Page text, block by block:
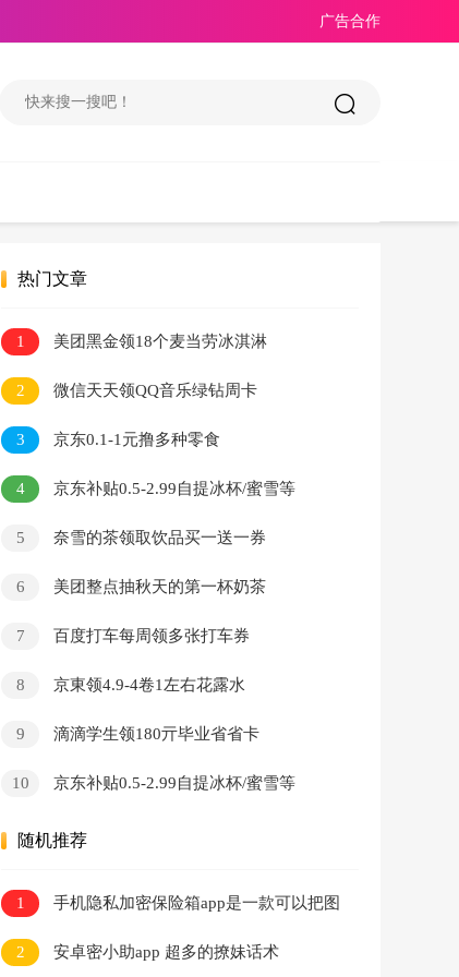
广告合作
热门文章
1 美团黑金领18个麦当劳冰淇淋
2 微信天天领QQ音乐绿钻周卡
3 京东0.1-1元撸多种零食
4 京东补贴0.5-2.99自提冰杯/蜜雪等
5 奈雪的茶领取饮品买一送一券
6 美团整点抽秋天的第一杯奶茶
7 百度打车每周领多张打车券
8 京東领4.9-4卷1左右花露水
9 滴滴学生领180亓毕业省省卡
10 京东补贴0.5-2.99自提冰杯/蜜雪等
随机推荐
1
手机隐私加密保险箱app是一款可以把图
片文件视频进行加密的工具
2
安卓密小助app 超多的撩妹话术